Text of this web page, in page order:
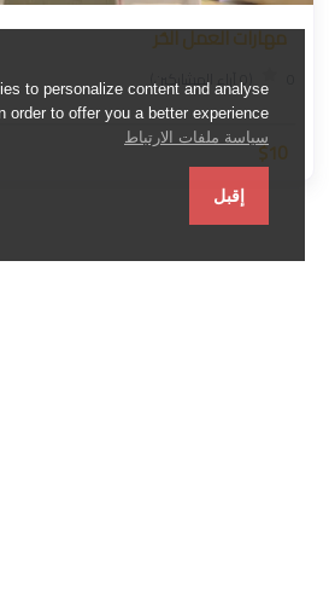
to personalize content and analyse
order to offer you a better experience.
سياسة ملفات الارتباط
إقبل
مهارات العمل الحُر
(0 آراء المشاركين)
$10